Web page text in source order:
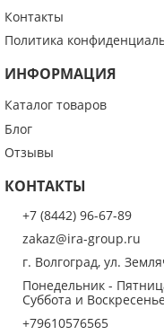
Я даю согласие на
Нажатием на кнопку
Контакты
Политика
ИНФОРМАЦИЯ
Каталог товаров
Блог
Отзывы
КОНТАКТЫ
+7 (8442) 96-67-89
zakaz@ira-group.ru
г. Волгоград, ул.
Понедельник -
Суббота и
+79610576565